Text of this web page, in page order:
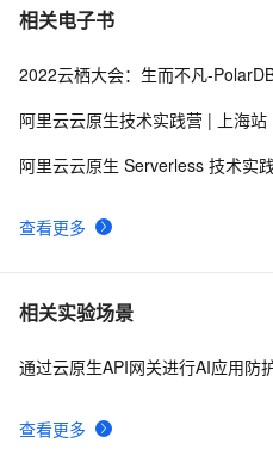
相关电子书
查看更多
2022云栖大会：生而不凡-
阿里云云原生技术实践营 | 上海站
阿里云云原生 Serverless 技术实
相关实验场景
查看更多
通过云原生API网关进行AI应用防